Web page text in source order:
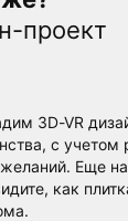
проект
3D-VR
с учетом
Еще на
как